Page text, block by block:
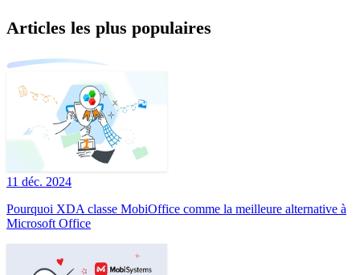
Articles les plus populaires
11 déc. 2024
Pourquoi XDA classe MobiOffice comme la meilleure alternative à
Microsoft Office